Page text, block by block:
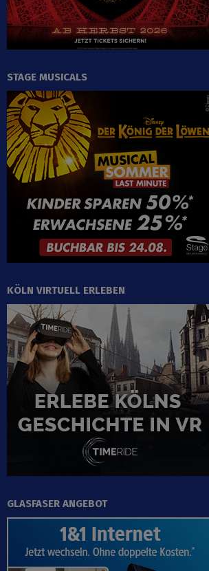
STAGE MUSICALS
KÖLN VIRTUELL ERLEBEN
GLASFASER ANGEBOT